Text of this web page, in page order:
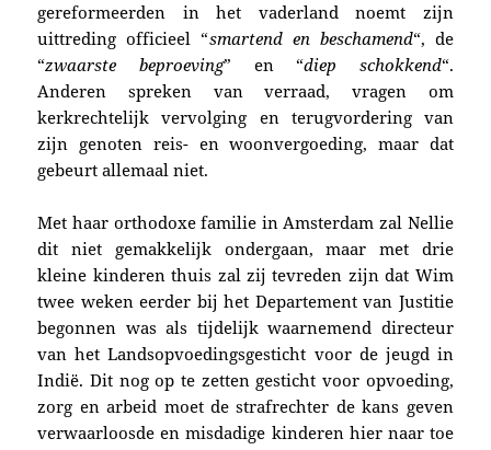
gereformeerden in het vaderland noemt zijn
uittreding officieel “smartend en beschamend“, de
“zwaarste beproeving” en “diep schokkend“.
Anderen spreken van verraad, vragen om
kerkrechtelijk vervolging en terugvordering van
zijn genoten reis- en woonvergoeding, maar dat
gebeurt allemaal niet.
Met haar orthodoxe familie in Amsterdam zal Nellie
dit niet gemakkelijk ondergaan, maar met drie
kleine kinderen thuis zal zij tevreden zijn dat Wim
twee weken eerder bij het Departement van Justitie
begonnen was als tijdelijk waarnemend directeur
van het Landsopvoedingsgesticht voor de jeugd in
Indië. Dit nog op te zetten gesticht voor opvoeding,
zorg en arbeid moet de strafrechter de kans geven
verwaarloosde en misdadige kinderen hier naar toe